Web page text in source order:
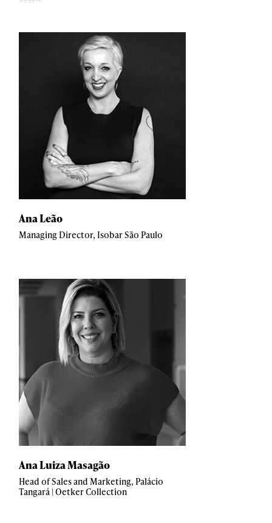
Ana Leão
Managing Director, Isobar São Paulo
Ana Luiza Masagão
Head of Sales and Marketing, Palácio
Tangará | Oetker Collection